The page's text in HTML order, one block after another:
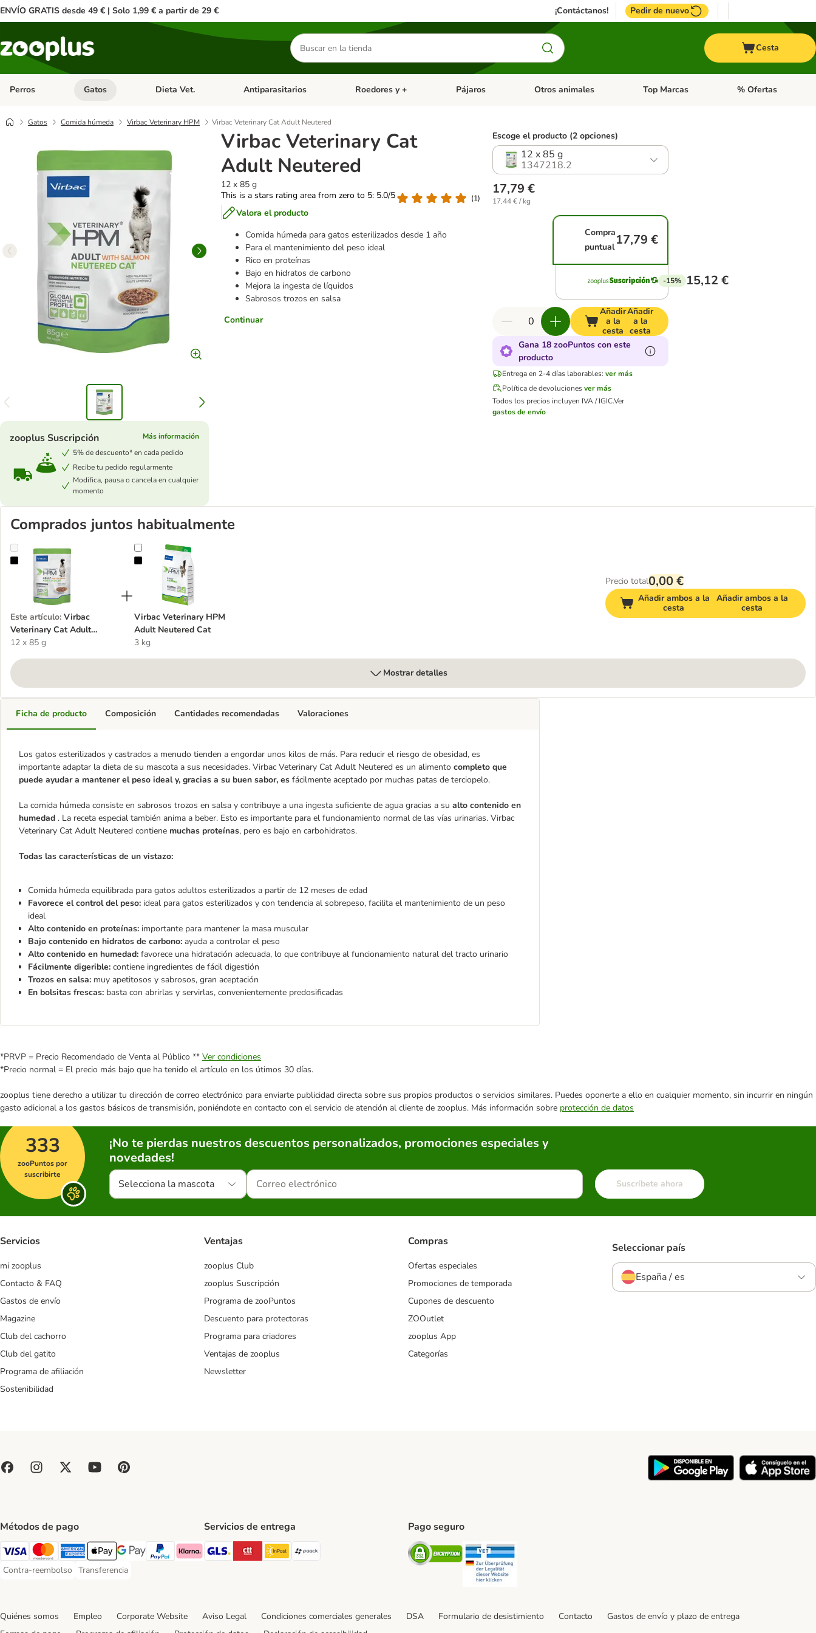
ENVÍO GRATIS desde 49 € | Solo 1,99 € a partir de 29 € ¡Contáctanos! Pedir de nuevo
Buscar
productos
Cesta
Perros Menú de categoria abierto: Perros
Gatos Menú de categoria abierto: Gatos
Dieta Vet. Menú de categoria abierto: Dieta Vet.
Antiparasitarios Menú de categoria abierto: Antiparasitarios
Roedores y + Menú de categoria abierto: Roedores y +
Pájaros Menú de categoria abierto: Pájaros
Otros animales Menú de categoria abierto: Otros animales
Top Marcas Menú de categoria
% Ofertas
Gatos Comida húmeda Virbac Veterinary HPM Virbac Veterinary Cat Adult Neutered
Virbac Veterinary Cat
Adult Neutered
12 x 85 g
This is a stars rating area from zero to 5: 5.0/5
(1)
Valora el producto
Comida húmeda para gatos esterilizados desde 1 año
Para el mantenimiento del peso ideal
Rico en proteínas
Bajo en hidratos de carbono
Mejora la ingesta de líquidos
Sabrosos trozos en salsa
Continuar
zooplus Suscripción
Más información
5% de descuento* en cada pedido
Recibe tu pedido regularmente
Modifica, pausa o cancela en cualquier
momento
Escoge el producto (2 opciones)
12 x 85 g
1347218.2
17,79 €
17,44 € / kg
Compra
puntual 17,79 €
-15% 15,12 €
Añadir
a la
cesta
Añadir
a la
cesta
Gana 18 zooPuntos con este
producto
Entrega en 2-4 días laborables: ver más
Política de devolucionesver más
Todos los precios incluyen IVA / IGIC.Ver
gastos de envío
Comprados juntos habitualmente
Virbac Veterinary Cat Adult Neutered
Este artículo: Virbac
Veterinary Cat Adult
Neutered
12 x 85 g
Virbac Veterinary HPM Adult Neutered Cat
Virbac Veterinary HPM
Adult Neutered Cat
3 kg
Precio total0,00 €
Añadir ambos a la
cesta
Añadir ambos a la
cesta
Mostrar detalles
Ficha de producto
Los gatos esterilizados y castrados a menudo tienden a engordar unos kilos de más. Para reducir el riesgo de obesidad, es
importante adaptar la dieta de su mascota a sus necesidades. Virbac Veterinary Cat Adult Neutered es un alimento completo que
puede ayudar a mantener el peso ideal y, gracias a su buen sabor, es fácilmente aceptado por muchas patas de terciopelo.
La comida húmeda consiste en sabrosos trozos en salsa y contribuye a una ingesta suficiente de agua gracias a su alto contenido en
humedad . La receta especial también anima a beber. Esto es importante para el funcionamiento normal de las vías urinarias. Virbac
Veterinary Cat Adult Neutered contiene muchas proteínas, pero es bajo en carbohidratos.
Todas las características de un vistazo:
Comida húmeda equilibrada para gatos adultos esterilizados a partir de 12 meses de edad
Favorece el control del peso: ideal para gatos esterilizados y con tendencia al sobrepeso, facilita el mantenimiento de un peso
ideal
Alto contenido en proteínas: importante para mantener la masa muscular
Bajo contenido en hidratos de carbono: ayuda a controlar el peso
Alto contenido en humedad: favorece una hidratación adecuada, lo que contribuye al funcionamiento natural del tracto urinario
Fácilmente digerible: contiene ingredientes de fácil digestión
Trozos en salsa: muy apetitosos y sabrosos, gran aceptación
En bolsitas frescas: basta con abrirlas y servirlas, convenientemente predosificadas
Composición Cantidades recomendadas Valoraciones
*PRVP = Precio Recomendado de Venta al Público ** Ver condiciones
*Precio normal = El precio más bajo que ha tenido el artículo en los útimos 30 días.
zooplus tiene derecho a utilizar tu dirección de correo electrónico para enviarte publicidad directa sobre sus propios productos o servicios similares. Puedes oponerte a ello en cualquier momento, sin incurrir en ningún
gasto adicional a los gastos básicos de transmisión, poniéndote en contacto con el servicio de atención al cliente de zooplus. Más información sobre protección de datos
333
zooPuntos por
suscribirte
¡No te pierdas nuestros descuentos personalizados, promociones especiales y
novedades!
Selecciona la mascota Suscríbete ahora
Servicios
mi zooplus
Contacto & FAQ
Gastos de envío
Magazine
Club del cachorro
Club del gatito
Programa de afiliación
Sostenibilidad
Ventajas
zooplus Club
zooplus Suscripción
Programa de zooPuntos
Descuento para protectoras
Programa para criadores
Ventajas de zooplus
Newsletter
Compras
Ofertas especiales
Promociones de temporada
Cupones de descuento
ZOOutlet
zooplus App
Categorías
Seleccionar país
España / es
Métodos de pago
Visa Payment Method
Mastercard Payment Method
American Express Payment Method
Apple Pay Payment Method
Google Pay Payment Method
PayPal Payment Method
Klarna Payment Method
Contra-reembolso
Contra-reembolso Payment Method
Transferencia
Transferencia Payment Method
Servicios de entrega
GLS Shipping Method
CTTExpress Shipping Method
InPost Shipping Method
paack Shipping Method
Pago seguro
Security
Quiénes somos Empleo Corporate Website Aviso Legal Condiciones comerciales generales DSA Formulario de desistimiento Contacto
Gastos de envío y plazo de entrega